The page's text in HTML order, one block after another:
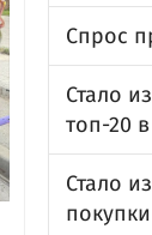
Спрос
Стало
топ-20
Стало